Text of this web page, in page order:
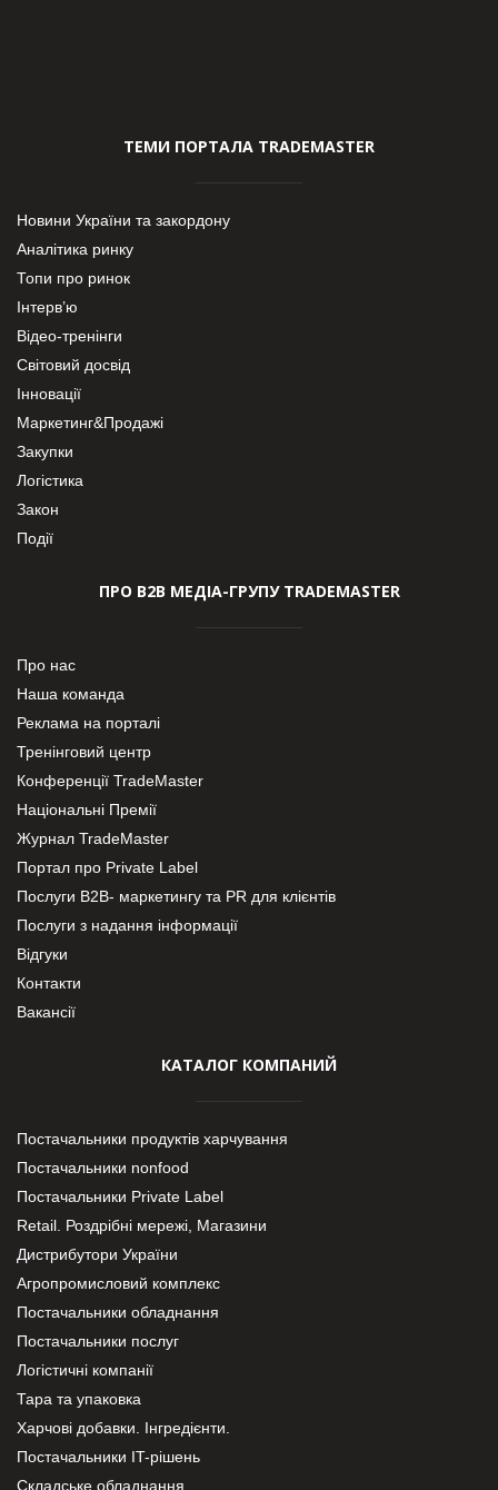
ТЕМИ ПОРТАЛА TRADEMASTER
Новини України та закордону
Аналітика ринку
Топи про ринок
Інтерв’ю
Відео-тренінги
Світовий досвід
Інновації
Маркетинг&Продажі
Закупки
Логістика
Закон
Події
ПРО В2В МЕДІА-ГРУПУ TRADEMASTER
Про нас
Наша команда
Реклама на порталі
Тренінговий центр
Конференції TradeMaster
Національні Премії
Журнал TradeMaster
Портал про Private Label
Послуги В2В- маркетингу та PR для клієнтів
Послуги з надання інформації
Відгуки
Контакти
Вакансії
КАТАЛОГ КОМПАНИЙ
Постачальники продуктів харчування
Постачальники nonfood
Постачальники Private Label
Retail. Роздрібні мережі, Магазини
Дистрибутори України
Агропромисловий комплекс
Постачальники обладнання
Постачальники послуг
Логістичні компанії
Тара та упаковка
Харчові добавки. Інгредієнти.
Постачальники IT-рішень
Складське обладнання